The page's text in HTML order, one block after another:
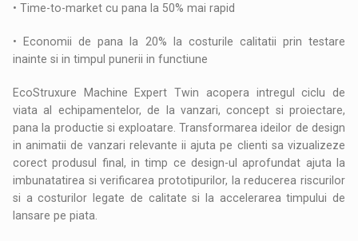
• Time-to-market cu pana la 50% mai rapid
• Economii de pana la 20% la costurile calitatii prin testare
inainte si in timpul punerii in functiune
EcoStruxure Machine Expert Twin acopera intregul ciclu de
viata al echipamentelor, de la vanzari, concept si proiectare,
pana la productie si exploatare. Transformarea ideilor de design
in animatii de vanzari relevante ii ajuta pe clienti sa vizualizeze
corect produsul final, in timp ce design-ul aprofundat ajuta la
imbunatatirea si verificarea prototipurilor, la reducerea riscurilor
si a costurilor legate de calitate si la accelerarea timpului de
lansare pe piata.